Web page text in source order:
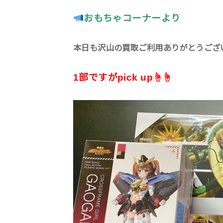
おもちゃコーナーより
本日も沢山の買取ご利用ありがとうござ
1部ですがpick up☝️☝️